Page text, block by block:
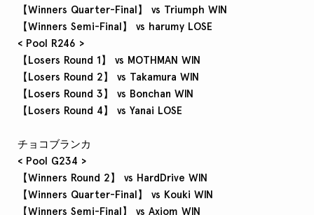
【Winners Quarter-Final】 vs Triumph WIN
【Winners Semi-Final】 vs harumy LOSE
< Pool R246 >
【Losers Round 1】 vs MOTHMAN WIN
【Losers Round 2】 vs Takamura WIN
【Losers Round 3】 vs Bonchan WIN
【Losers Round 4】 vs Yanai LOSE
チョコブランカ
< Pool G234 >
【Winners Round 2】 vs HardDrive WIN
【Winners Quarter-Final】 vs Kouki WIN
【Winners Semi-Final】 vs Axiom WIN